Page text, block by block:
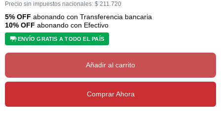
Precio sin impuestos nacionales: $ 211.720
5% OFF abonando con Transferencia bancaria
10% OFF abonando con Efectivo
ENVÍO GRATIS A TODO EL PAÍS
Añadir al carrito
Comprar Ahora